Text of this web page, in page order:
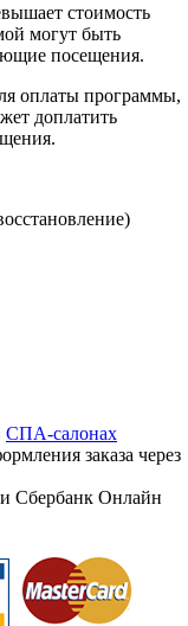
стоимость
могут быть
посещения.
оплаты программы,
доплатить
СПА-салонах
заказа через
Сбербанк Онлайн